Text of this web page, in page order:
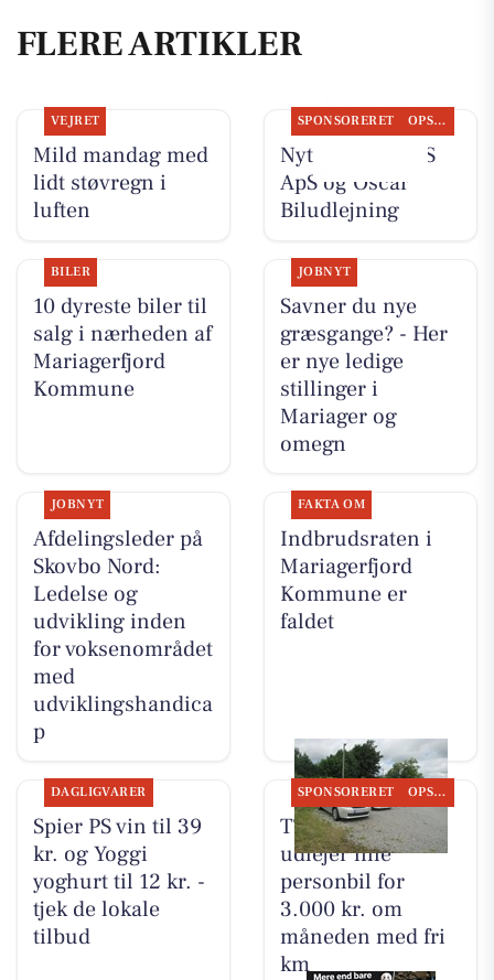
FLERE ARTIKLER
VEJRET
Mild mandag med
lidt støvregn i
luften
SPONSORERET OPSLAGSTAVLEN
Nyt fra TT CARS
ApS og Oscar
Biludlejning
BILER
10 dyreste biler til
salg i nærheden af
Mariagerfjord
Kommune
JOBNYT
Savner du nye
græsgange? - Her
er nye ledige
stillinger i
Mariager og
omegn
JOBNYT
Afdelingsleder på
Skovbo Nord:
Ledelse og
udvikling inden
for voksenområdet
med
udviklingshandica
p
FAKTA OM
Indbrudsraten i
Mariagerfjord
Kommune er
faldet
DAGLIGVARER
Spier PS vin til 39
kr. og Yoggi
yoghurt til 12 kr. -
tjek de lokale
tilbud
SPONSORERET OPSLAGSTAVLEN
TT CARS ApS
udlejer lille
personbil for
3.000 kr. om
måneden med fri
km